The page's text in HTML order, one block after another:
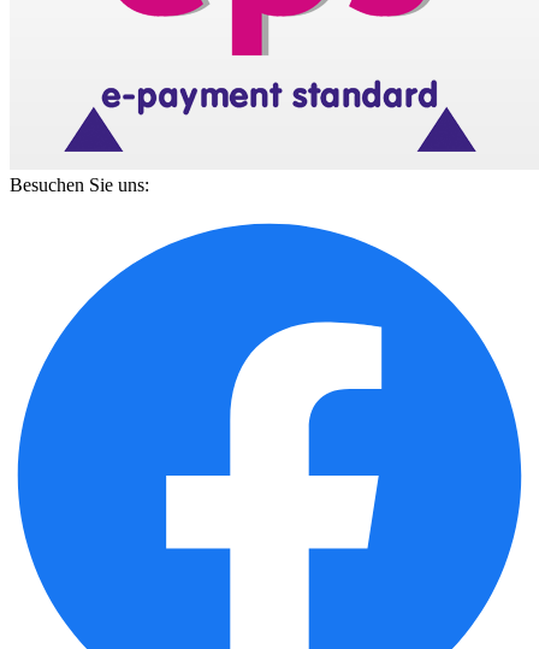
Besuchen Sie uns: